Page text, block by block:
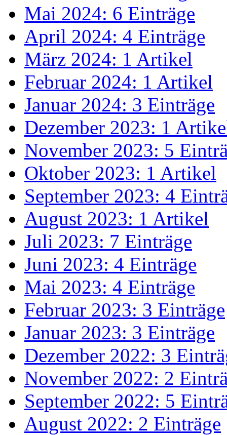
Mai 2024: 6 Einträge
April 2024: 4 Einträge
März 2024: 1 Artikel
Februar 2024: 1 Artikel
Januar 2024: 3 Einträge
Dezember 2023: 1
November 2023: 5
Oktober 2023: 1 Artikel
September 2023: 4
August 2023: 1 Artikel
Juli 2023: 7 Einträge
Juni 2023: 4 Einträge
Mai 2023: 4 Einträge
Februar 2023: 3 Einträge
Januar 2023: 3 Einträge
Dezember 2022: 3
November 2022: 2
September 2022: 5
August 2022: 2 Einträge